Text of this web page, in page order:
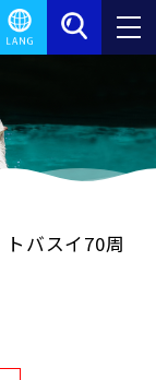
トバスイ70周